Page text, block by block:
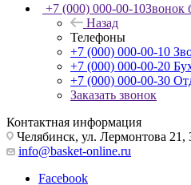
+7 (000) 000-00-10Звонок
Назад
Телефоны
+7 (000) 000-00-10
+7 (000) 000-00-20
+7 (000) 000-00-30
Заказать звонок
Контактная информация
Челябинск, ул. Лермонтова 21,
info@basket-online.ru
Facebook